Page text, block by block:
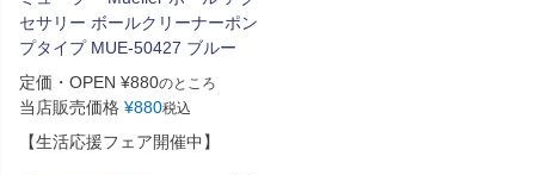
セサリー ボールクリーナーポン
プタイプ MUE-50427 ブルー
定価・OPEN ¥880のところ
当店販売価格 ¥880税込
【生活応援フェア開催中】